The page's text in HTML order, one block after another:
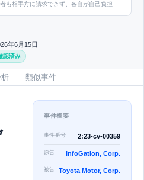
も相手方に請求できず、各自が自己負担
年6月15日
認済み
類似事件
事件概要
事件番号 2:23-cv-00359
原告 InfoGation, Corp.
被告 Toyota Motor, Corp.